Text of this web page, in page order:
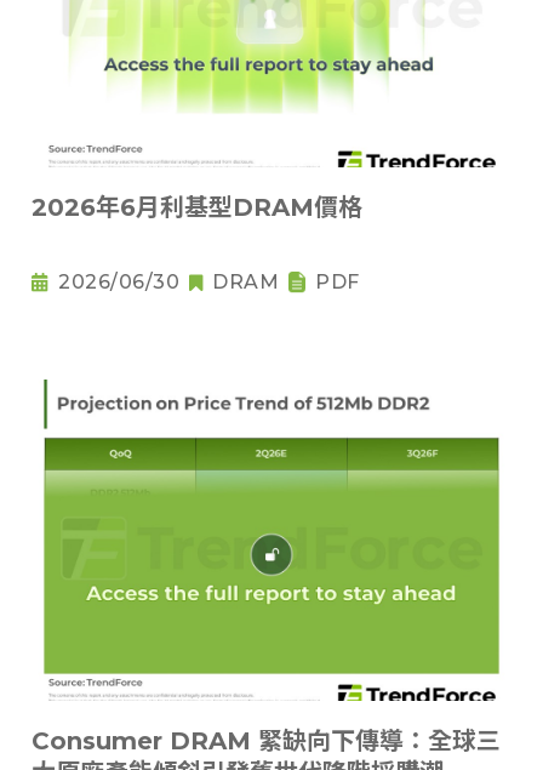
2026年6月利基型DRAM價格
2026/06/30 DRAM PDF
Consumer DRAM 緊缺向下傳導：全球三